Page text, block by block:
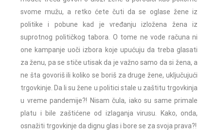
svome mužu, a retko ćete čuti da se oglase žene iz
politike i pobune kad je vređanju izložena žena iz
suprotnog političkog tabora. O tome ne vode računa ni
one kampanje uoči izbora koje upućuju da treba glasati
za ženu, pa se stiče utisak da je važno samo da si žena, a
ne šta govoriš ili koliko se boriš za druge žene, uključujući
trgovkinje. Da li su žene u politici stale u zaštitu trgovkinja
u vreme pandemije?! Nisam čula, iako su same primale
platu i bile zaštićene od izlaganja virusu. Kako, onda,
osnažiti trgovkinje da dignu glas i bore se za svoja prava?!